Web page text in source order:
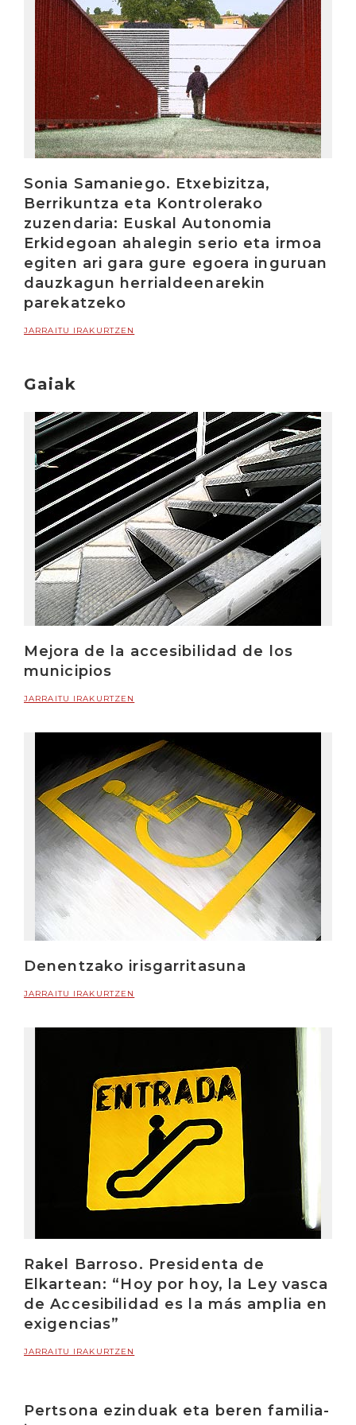
Sonia Samaniego. Etxebizitza,
Berrikuntza eta Kontrolerako
zuzendaria: Euskal Autonomia
Erkidegoan ahalegin serio eta irmoa
egiten ari gara gure egoera inguruan
dauzkagun herrialdeenarekin
parekatzeko
JARRAITU IRAKURTZEN
Gaiak
Mejora de la accesibilidad de los
municipios
JARRAITU IRAKURTZEN
Denentzako irisgarritasuna
JARRAITU IRAKURTZEN
Rakel Barroso. Presidenta de
Elkartean: “Hoy por hoy, la Ley vasca
de Accesibilidad es la más amplia en
exigencias”
JARRAITU IRAKURTZEN
Pertsona ezinduak eta beren familia-